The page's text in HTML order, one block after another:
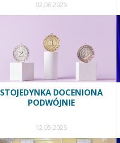
02.06.2026
STOJEDYNKA DOCENIONA
PODWÓJNIE
12.05.2026